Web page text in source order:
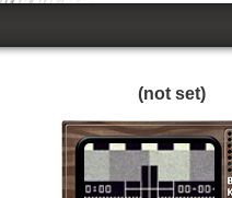
(not set)